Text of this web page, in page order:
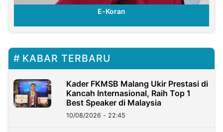
E-Koran
KABAR TERBARU
Kader FKMSB Malang Ukir Prestasi di
Kancah Internasional, Raih Top 1
Best Speaker di Malaysia
10/08/2026 - 22:45